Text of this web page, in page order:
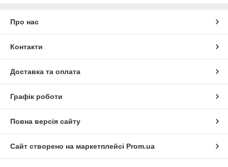
Про нас
Контакти
Доставка та оплата
Графік роботи
Повна версія сайту
Сайт створено на маркетплейсі Prom.ua